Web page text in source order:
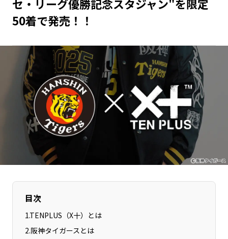
福島エリア
茨城エリア
栃木エリア
埼玉エリア
千葉エリア
東京23区エリア
多摩エリア
神奈川エリア
新潟エリア
富山エリア
石川エリア
福井エリア
山梨エリア
長野エリア
岐阜エリア
静岡エリア
愛知エリア
三重エリア
北摂エリア
堺・泉州エリア
河内エリア
奈良エリア
鳥取エリア
セ・リーグ優勝記念スタジャン"を限定
50着で発売！！
目次
1.TENPLUS（X十）とは
2.阪神タイガースとは